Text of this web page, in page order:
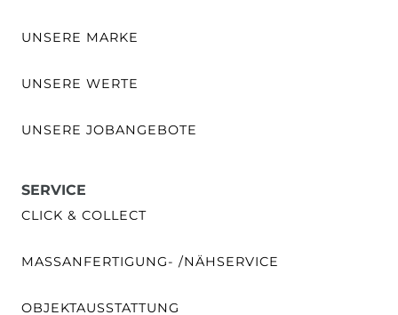
UNSERE MARKE
UNSERE WERTE
UNSERE JOBANGEBOTE
SERVICE
CLICK & COLLECT
MASSANFERTIGUNG- /NÄHSERVICE
OBJEKTAUSSTATTUNG